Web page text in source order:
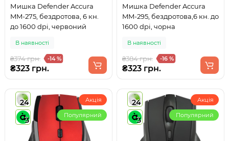
Мишка Defender Accura
MM-275, бездротова, 6 кн.
до 1600 dpi, червоний
В наявності
₴374 грн. -14 %
₴323 грн.
Мишка Defender Accura
MM-295, бездротова,6 кн. до
1600 dpi, чорна
В наявності
₴384 грн. -16 %
₴323 грн.
24
3
Акція
Популярний
24
3
Акція
Популярний